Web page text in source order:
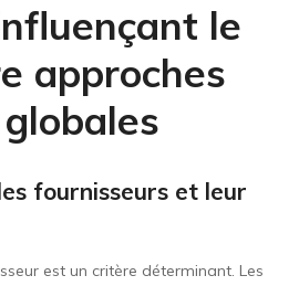
le
approches
fournisseurs et leur
est un critère déterminant. Les